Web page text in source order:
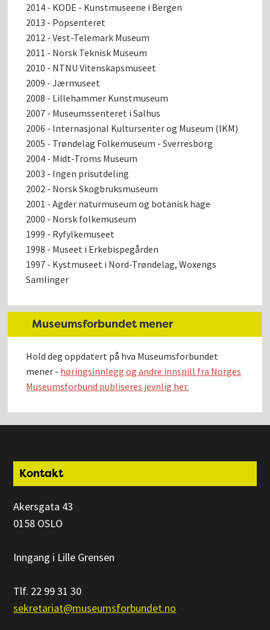
2014 - KODE - Kunstmuseene i Bergen
2013 - Popsenteret
2012 - Vest-Telemark Museum
2011 - Norsk Teknisk Museum
2010 - NTNU Vitenskapsmuseet
2009 - Jærmuseet
2008 - Lillehammer Kunstmuseum
2007 - Museumssenteret i Salhus
2006 - Internasjonal Kultursenter og Museum (IKM)
2005 - Trøndelag Folkemuseum - Sverresborg
2004 - Midt-Troms Museum
2003 - Ingen prisutdeling
2002 - Norsk Skogbruksmuseum
2001 - Agder naturmuseum og botanisk hage
2000 - Norsk folkemuseum
1999 - Ryfylkemuseet
1998 - Museet i Erkebispegården
1997 - Kystmuseet i Nord-Trøndelag, Woxengs
Samlinger
Museumsforbundet mener
Hold deg oppdatert på hva Museumsforbundet
mener - høringsinnlegg og andre innspill fra Norges
Museumsforbund publiseres jevnlig her.
Footer
Kontakt
Akersgata 43
0158 OSLO
Inngang i Lille Grensen
Tlf. 22 99 31 30
sekretariat@museumsforbundet.no